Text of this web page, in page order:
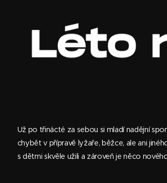
Už po třinácté za sebou si mladí nadějní
chybět v přípravě lyžaře, běžce, ale ani
s dětmi skvěle užili a zároveň je něco